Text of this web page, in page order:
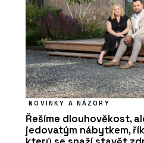
NOVINKY A NÁZORY
Řešíme dlouhověkost,
jedovatým nábytkem,